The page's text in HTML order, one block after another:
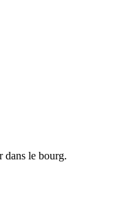
dans le bourg.